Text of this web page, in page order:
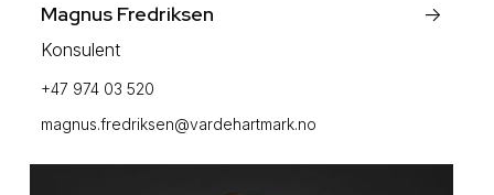
Magnus Fredriksen
Konsulent
->
+47 974 03 520
magnus.fredriksen@vardehartmark.no